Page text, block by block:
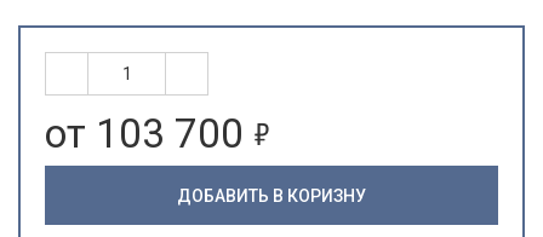
от 103 700 5
ДОБАВИТЬ В КОРИЗНУ